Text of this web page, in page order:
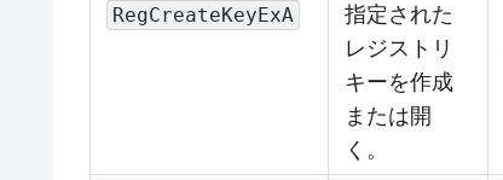
RegCreateKeyExA
指定された
レジストリ
キーを作成
または開
く。